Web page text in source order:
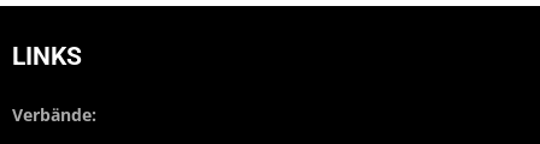
LINKS
Verbände: